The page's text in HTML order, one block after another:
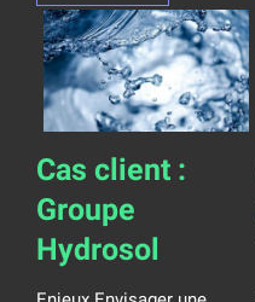
Cas client :
Groupe
Hydrosol